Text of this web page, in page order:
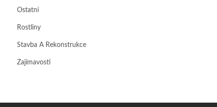
Ostatní
Rostliny
Stavba A Rekonstrukce
Zajímavosti